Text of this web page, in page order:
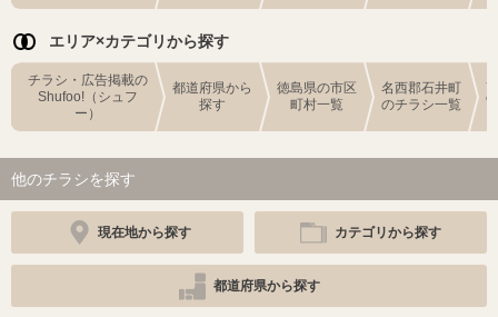
エリア×カテゴリから探す
チラシ・広告掲載の
Shufoo!（シュフ
ー）
都道府県から
探す
徳島県の市区
町村一覧
名西郡石井町
のチラシ一覧
他のチラシを探す
現在地から探す カテゴリから探す
都道府県から探す